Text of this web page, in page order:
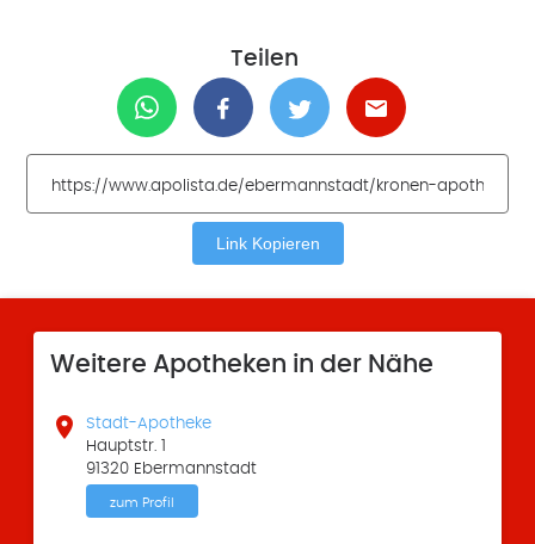
Teilen
Link Kopieren
Weitere Apotheken in der Nähe

Stadt-Apotheke
Hauptstr. 1
91320 Ebermannstadt
zum Profil